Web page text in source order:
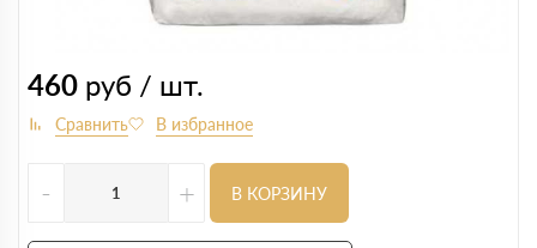
460 руб / шт.
- + В КОРЗИНУ